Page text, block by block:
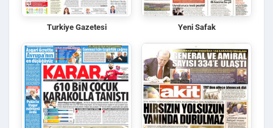
Turkiye Gazetesi Yeni Safak